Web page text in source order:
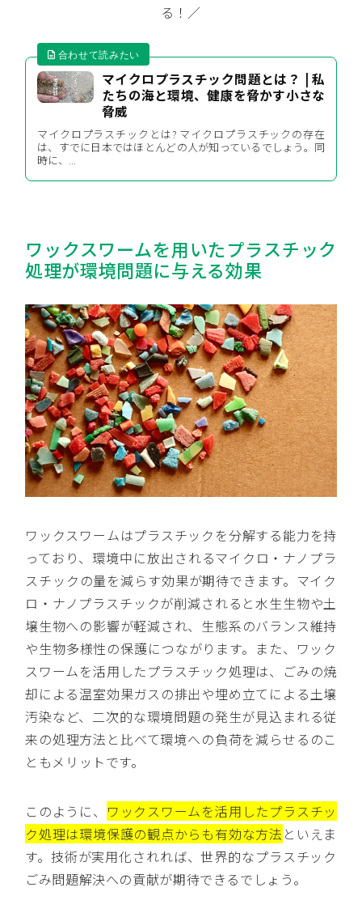
る！／
マイクロプラスチック問題とは？ | 私
たちの海と環境、健康を脅かす小さな
脅威
マイクロプラスチックとは? マイクロプラスチックの存在
は、すでに日本ではほとんどの人が知っているでしょう。同
時に、...
ワックスワームを用いたプラスチック
処理が環境問題に与える効果
ワックスワームはプラスチックを分解する能力を持
っており、環境中に放出されるマイクロ・ナノプラ
スチックの量を減らす効果が期待できます。マイク
ロ・ナノプラスチックが削減されると水生生物や土
壌生物への影響が軽減され、生態系のバランス維持
や生物多様性の保護につながります。また、ワック
スワームを活用したプラスチック処理は、ごみの焼
却による温室効果ガスの排出や埋め立てによる土壌
汚染など、二次的な環境問題の発生が見込まれる従
来の処理方法と比べて環境への負荷を減らせるのこ
ともメリットです。
このように、 ワックスワームを活用したプラスチッ
ク処理は環境保護の観点からも有効な方法 といえま
す。技術が実用化されれば、世界的なプラスチック
ごみ問題解決への貢献が期待できるでしょう。